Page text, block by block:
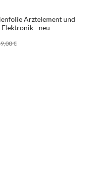
Arztelement und
- neu
Preis:
€